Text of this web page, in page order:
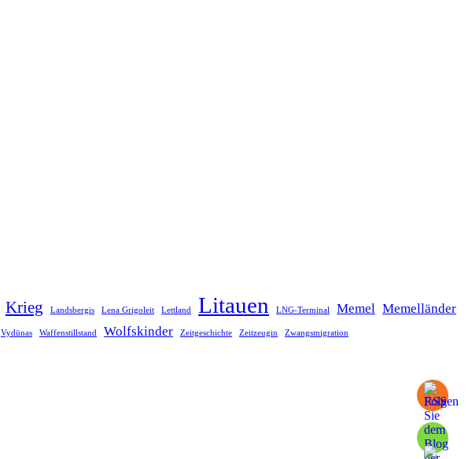
Krieg Landsbergis Lena Grigoleit Lettland Litauen LNG-Terminal Memel Memelländer
Vydūnas Waffenstillstand Wolfskinder Zeitgeschichte Zeitzeugin Zwangsmigration